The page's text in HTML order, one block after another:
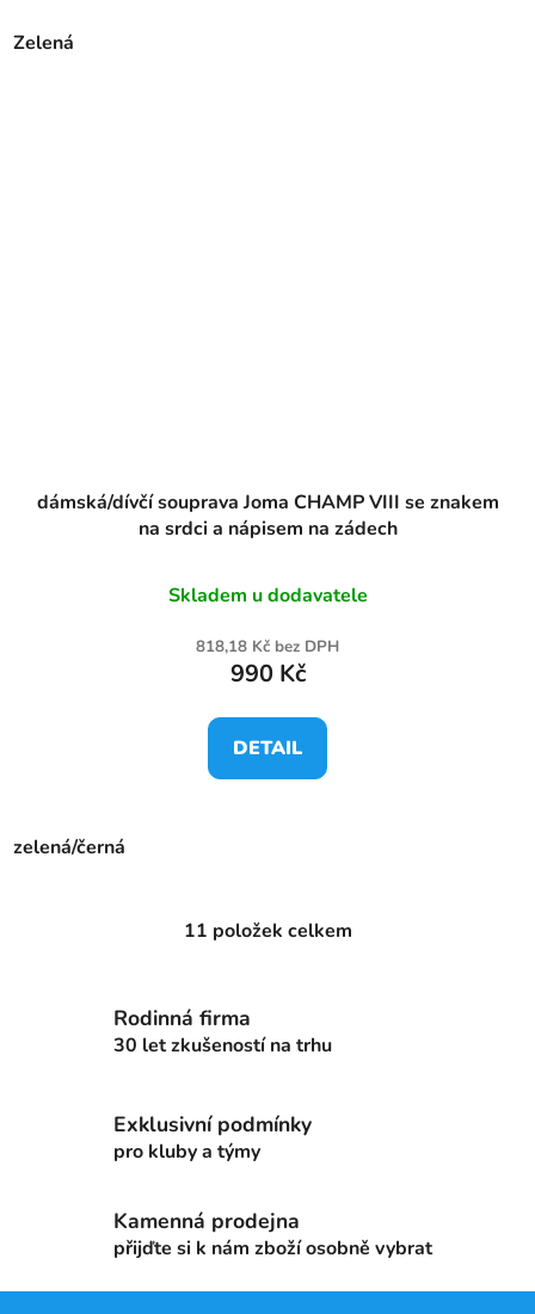
Zelená
dámská/dívčí souprava Joma CHAMP VIII se znakem
na srdci a nápisem na zádech
Skladem u dodavatele
818,18 Kč bez DPH
990 Kč
DETAIL
zelená/černá
O
d
í
v
k
y
v
11 položek celkem
Rodinná firma
30 let zkušeností na trhu
Exklusivní podmínky
pro kluby a týmy
Kamenná prodejna
přijďte si k nám zboží osobně vybrat